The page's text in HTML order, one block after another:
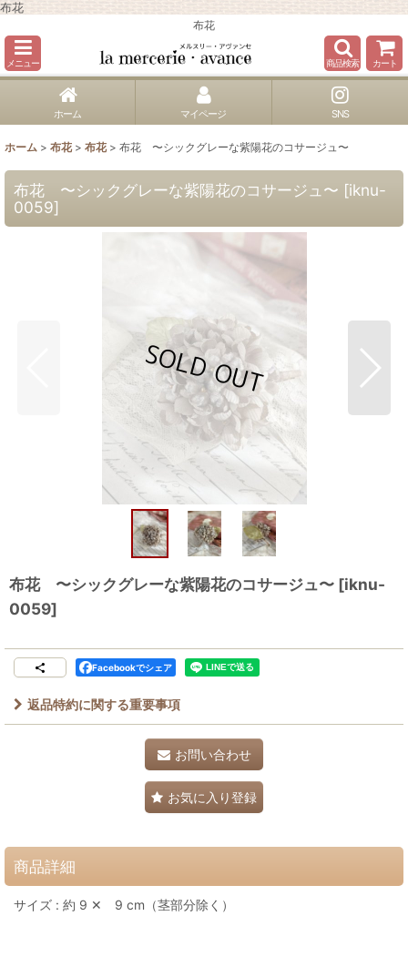
布花
布花
メニュー 商品検索 カート
ホーム マイページ SNS
ホーム > 布花 > 布花 > 布花 〜シックグレーな紫陽花のコサージュ〜
布花 〜シックグレーな紫陽花のコサージュ〜 [iknu-
0059]
布花 〜シックグレーな紫陽花のコサージュ〜 [iknu-
0059]
Facebookでシェア
返品特約に関する重要事項
お問い合わせ
お気に入り登録
商品詳細
サイズ : 約 9 ✕ 9 cm（茎部分除く）